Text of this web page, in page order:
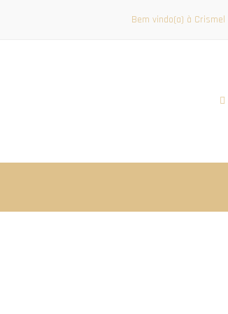
Bem vindo(a) à Crismel